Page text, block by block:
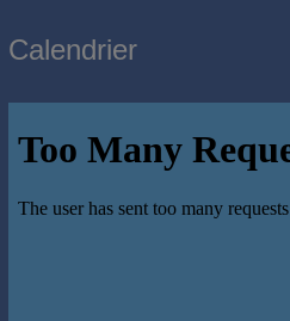
Calendrier